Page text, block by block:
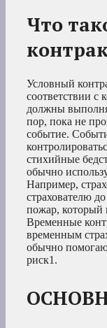
Что
Условный
соответствии с
должны
пор, пока не
событие.
стихийные
обычно
Например,
страхователю
пожар, который
Временные
временным
обычно
риск1 .